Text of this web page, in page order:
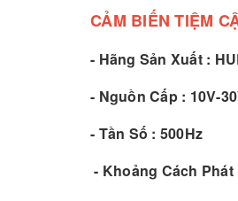
CẢM BIẾN TIỆM
- Hãng Sản Xuất :
- Nguồn Cấp : 10V-
- Tần Số : 500Hz
- Khoảng Cách Phát